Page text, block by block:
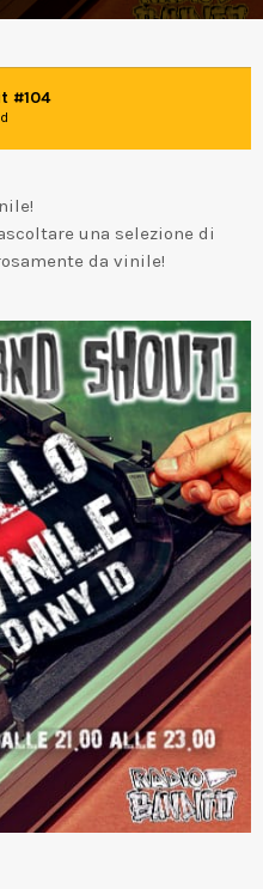
#104
una selezione di
da vinile!